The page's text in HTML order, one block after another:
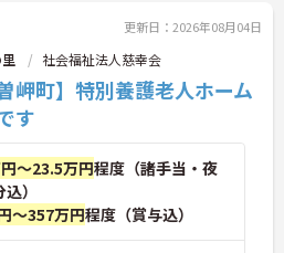
更新日：2026年08月04日
社会福祉法人慈幸会
岬町】特別養護老人ホーム
す
～23.5万円程度（諸手当・夜
）
～357万円程度（賞与込）